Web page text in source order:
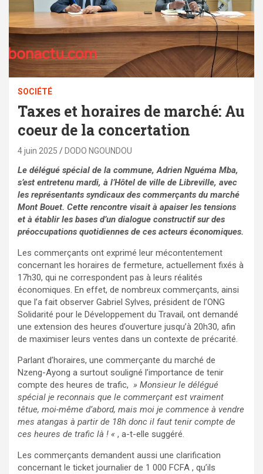
SOCIÉTÉ
Taxes et horaires de marché: Au
coeur de la concertation
4 juin 2025 DODO NGOUNDOU
Le délégué spécial de la commune, Adrien Nguéma Mba,
s’est entretenu mardi, à l’Hôtel de ville de Libreville, avec
les représentants syndicaux des commerçants du marché
Mont Bouet. Cette rencontre visait à apaiser les tensions
et à établir les bases d’un dialogue constructif sur des
préoccupations quotidiennes de ces acteurs économiques.
Les commerçants ont exprimé leur mécontentement
concernant les horaires de fermeture, actuellement fixés à
17h30, qui ne correspondent pas à leurs réalités
économiques. En effet, de nombreux commerçants, ainsi
que l’a fait observer Gabriel Sylves, président de l’ONG
Solidarité pour le Développement du Travail, ont demandé
une extension des heures d’ouverture jusqu’à 20h30, afin
de maximiser leurs ventes dans un contexte de précarité.
Parlant d’horaires, une commerçante du marché de
Nzeng-Ayong a surtout souligné l’importance de tenir
compte des heures de trafic, » Monsieur le délégué
spécial je reconnais que le commerçant est vraiment
têtue, moi-même d’abord, mais moi je commence à vendre
mes atangas à partir de 18h donc il faut tenir compte de
ces heures de trafic là ! « , a-t-elle suggéré.
Les commerçants demandent aussi une clarification
concernant le ticket journalier de 1 000 FCFA , qu’ils